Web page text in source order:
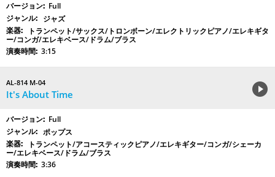
Full
ジャズ
トランペット/サックス/トロンボーン/エレクトリックピアノ/エレキギタ
ー/コンガ/エレキベース/ドラム/ブラス
3:15
AL-814 M-04
It's About Time
Full
ポップス
トランペット/アコースティックピアノ/エレキギター/コンガ/シェーカ
ー/エレキベース/ドラム/ブラス
3:36